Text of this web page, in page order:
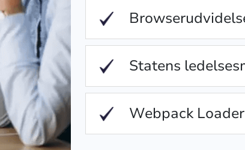
Statens
Webpack